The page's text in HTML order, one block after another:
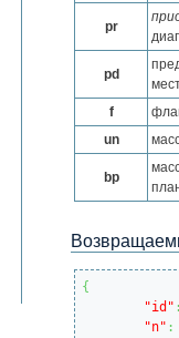
pr
pd
f
un
bp
{
"id"
"n" :